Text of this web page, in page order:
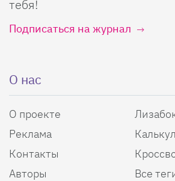
тебя!
Подписаться на журнал
О нас
О проекте
Реклама
Контакты
Авторы
Все